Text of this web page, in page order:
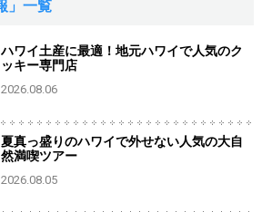
」一覧
ハワイ土産に最適！地元ハワイで人気のク
ッキー専門店
2026.08.06
夏真っ盛りのハワイで外せない人気の大自
然満喫ツアー
2026.08.05